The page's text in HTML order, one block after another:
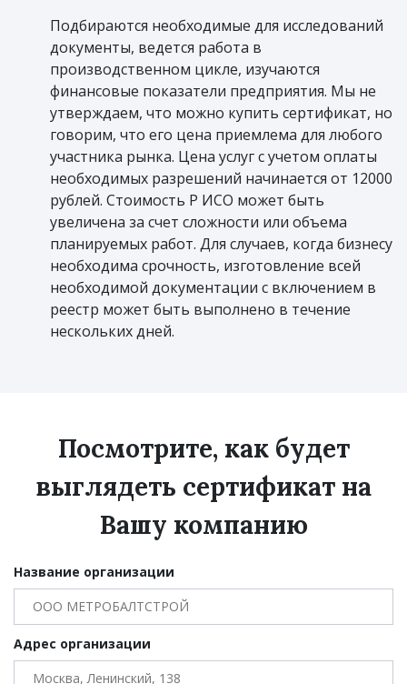
Подбираются необходимые для исследований
документы, ведется работа в
производственном цикле, изучаются
финансовые показатели предприятия. Мы не
утверждаем, что можно купить сертификат, но
говорим, что его цена приемлема для любого
участника рынка. Цена услуг с учетом оплаты
необходимых разрешений начинается от 12000
рублей. Стоимость Р ИСО может быть
увеличена за счет сложности или объема
планируемых работ. Для случаев, когда бизнесу
необходима срочность, изготовление всей
необходимой документации с включением в
реестр может быть выполнено в течение
нескольких дней.
Посмотрите, как будет
выглядеть сертификат на
Вашу компанию
Название организации
Адрес организации